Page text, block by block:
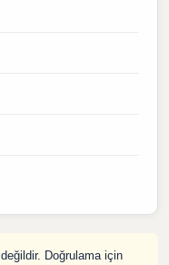
Doğrulama için